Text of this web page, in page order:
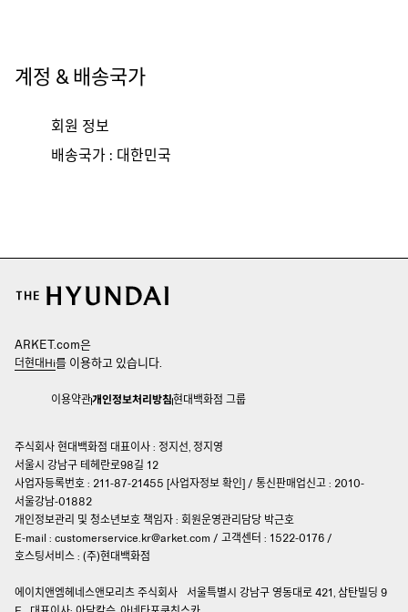
계정 & 배송국가
회원 정보
배송국가 : 대한민국
ARKET.com은
더현대Hi를 이용하고 있습니다.
이용약관개인정보처리방침현대백화점 그룹
주식회사 현대백화점 대표이사 : 정지선, 정지영
서울시 강남구 테헤란로98길 12
사업자등록번호 : 211-87-21455 [사업자정보 확인] / 통신판매업신고 : 2010-
서울강남-01882
개인정보관리 및 청소년보호 책임자 : 회원운영관리담당 박근호
E-mail : customerservice.kr@arket.com / 고객센터 : 1522-0176 /
호스팅서비스 : (주)현대백화점
에이치앤엠헤네스앤모리츠 주식회사
서울특별시 강남구 영동대로 421, 삼탄빌딩 9